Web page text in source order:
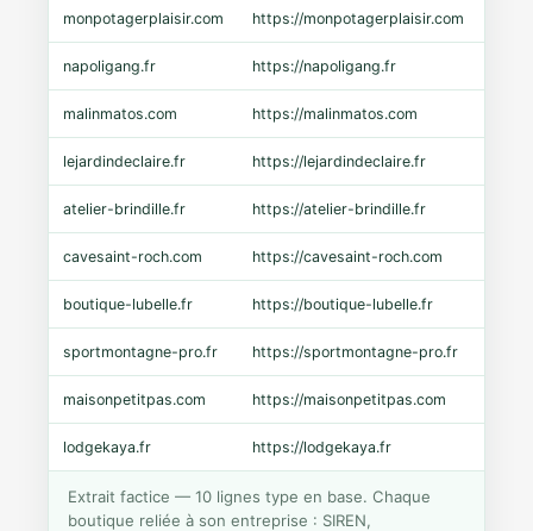
monpotagerplaisir.com https://monpotagerplaisir.com
napoligang.fr https://napoligang.fr
malinmatos.com https://malinmatos.com
lejardindeclaire.fr https://lejardindeclaire.fr
atelier-brindille.fr https://atelier-brindille.fr
cavesaint-roch.com https://cavesaint-roch.com
boutique-lubelle.fr https://boutique-lubelle.fr
sportmontagne-pro.fr https://sportmontagne-pro.fr
maisonpetitpas.com https://maisonpetitpas.com
lodgekaya.fr https://lodgekaya.fr
Extrait factice — 10 lignes type en base. Chaque
boutique reliée à son entreprise : SIREN,